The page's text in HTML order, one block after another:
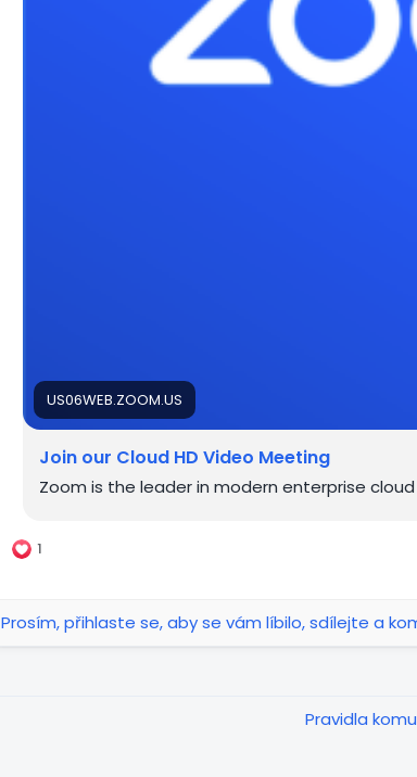
US06WEB.ZOOM.US
Join our Cloud HD Video Meeting
Zoom is the leader in modern enterprise
1
Prosím, přihlaste se, aby se vám líbilo, sdílejte a
Pravidla